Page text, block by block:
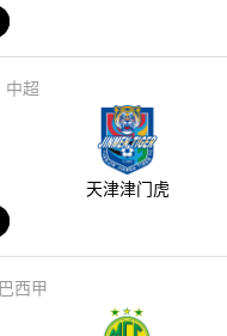
中超
天津津门虎
巴西甲